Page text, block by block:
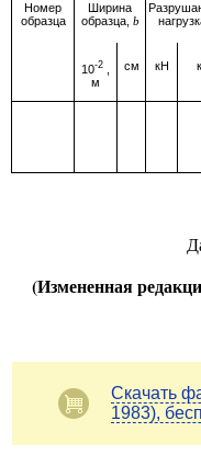
Номер
образца
Ширина
образца, b
10-2
м
см кН
(Измененная
Скачать
1983),